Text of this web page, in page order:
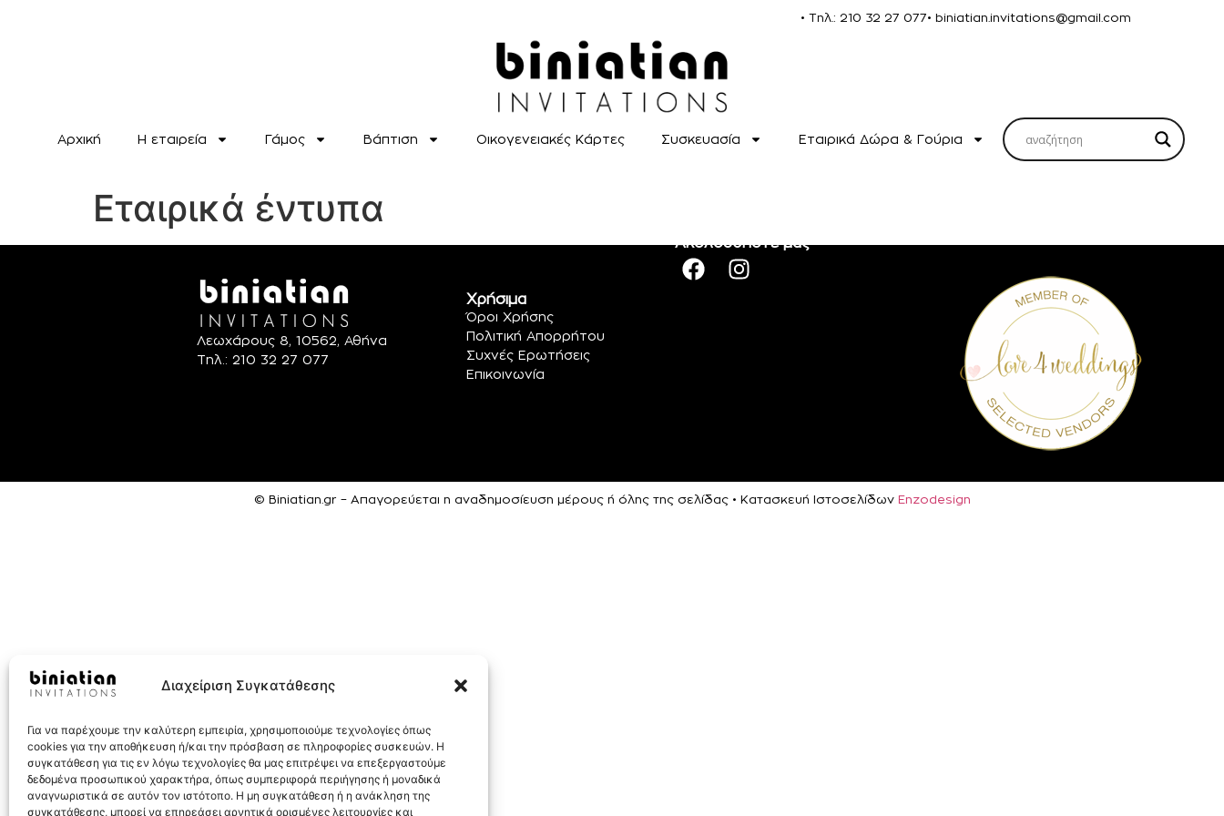
Διαχείριση Συγκατάθεσης
Για να παρέχουμε την καλύτερη εμπειρία, χρησιμοποιούμε τεχνολογίες όπως
cookies για την αποθήκευση ή/και την πρόσβαση σε πληροφορίες συσκευών. Η
συγκατάθεση για τις εν λόγω τεχνολογίες θα μας επιτρέψει να επεξεργαστούμε
δεδομένα προσωπικού χαρακτήρα, όπως συμπεριφορά περιήγησης ή μοναδικά
αναγνωριστικά σε αυτόν τον ιστότοπο. Η μη συγκατάθεση ή η ανάκληση της
συγκατάθεσης, μπορεί να επηρεάσει αρνητικά ορισμένες λειτουργίες και
• Τηλ.: 210 32 27 077• biniatian.invitations@gmail.com
Αρχική H εταιρεία Γάμος Βάπτιση Οικογενειακές Κάρτες Συσκευασία Εταιρικά Δώρα & Γούρια
Εταιρικά έντυπα
Λεωχάρους 8, 10562, Αθήνα
Τηλ.: 210 32 27 077
Χρήσιμα
Όροι Χρήσης
Πολιτική Απορρήτου
Συχνές Ερωτήσεις
Επικοινωνία
Ακολουθήστε μας
© Biniatian.gr – Απαγορεύεται η αναδημοσίευση μέρους ή όλης της σελίδας • Κατασκευή Ιστοσελίδων Enzodesign